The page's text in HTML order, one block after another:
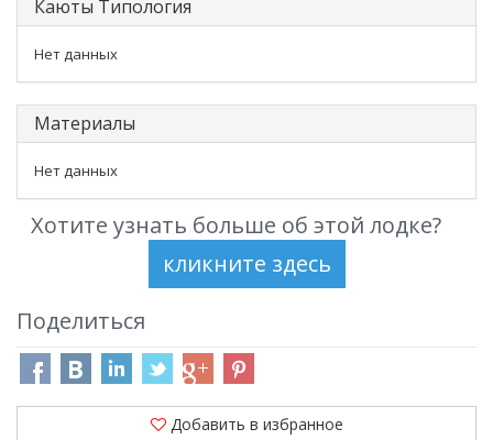
Каюты Типология
Нет данных
Материалы
Нет данных
Хотите узнать больше об этой лодке?
Поделиться
Добавить в избранное